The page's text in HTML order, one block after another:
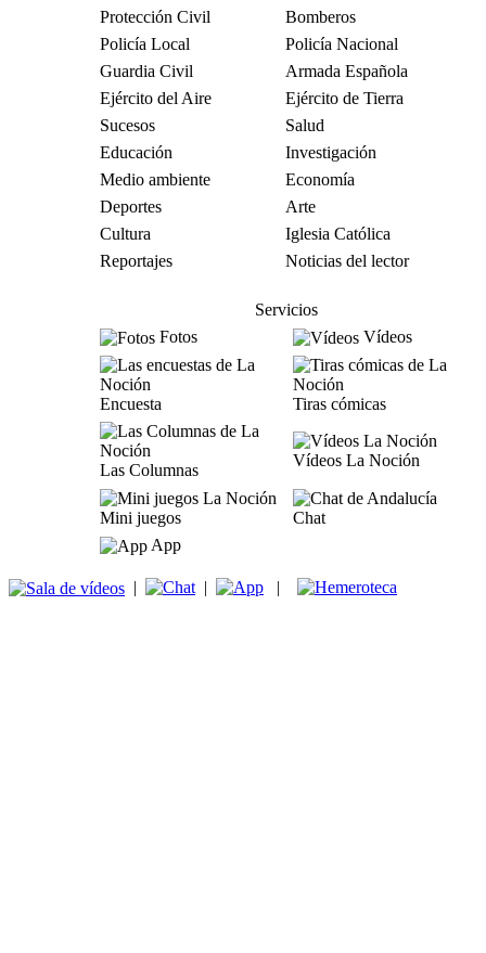
Protección Civil
Bomberos
Policía Local
Policía Nacional
Guardia Civil
Armada Española
Ejército del Aire
Ejército de Tierra
Sucesos
Salud
Educación
Investigación
Medio ambiente
Economía
Deportes
Arte
Cultura
Iglesia Católica
Reportajes
Noticias del lector
Servicios
Fotos
Vídeos
Encuesta Tiras cómicas
Las Columnas
Vídeos La Noción
Mini juegos
Chat
App
| | |